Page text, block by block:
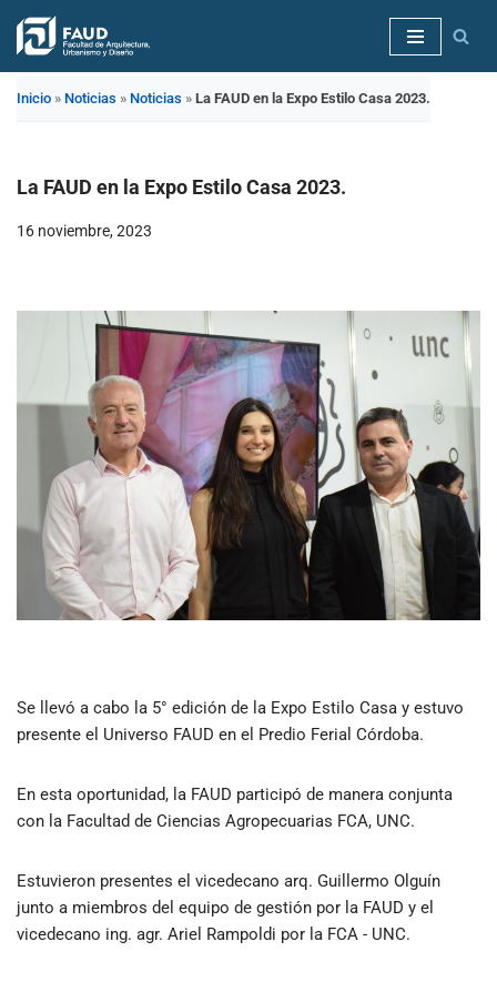
Saltar
Inicio » Noticias » Noticias » La FAUD en la Expo Estilo Casa 2023.
La FAUD en la Expo Estilo Casa 2023.
16 noviembre, 2023
Se llevó a cabo la 5° edición de la Expo Estilo Casa y estuvo
presente el Universo FAUD en el Predio Ferial Córdoba.
En esta oportunidad, la FAUD participó de manera conjunta
con la Facultad de Ciencias Agropecuarias FCA, UNC.
Estuvieron presentes el vicedecano arq. Guillermo Olguín
junto a miembros del equipo de gestión por la FAUD y el
vicedecano ing. agr. Ariel Rampoldi por la FCA - UNC.